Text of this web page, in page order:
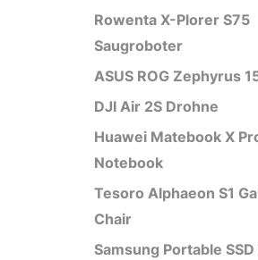
Rowenta X-Plorer S75
Saugroboter
ASUS ROG Zephyrus
DJI Air 2S Drohne
Huawei Matebook X
Notebook
Tesoro Alphaeon S1
Chair
Samsung Portable SSD